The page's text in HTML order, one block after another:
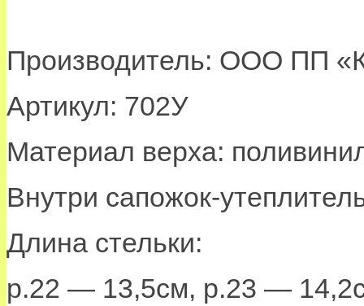
Производитель: ООО ПП
Артикул: 702У
Материал верха:
Внутри сапожок-
Длина стельки:
р.22 — 13,5см, р.23 —